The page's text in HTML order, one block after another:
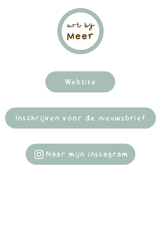
Website
Inschrijven voor de nieuwsbrief
Naar mijn instagram